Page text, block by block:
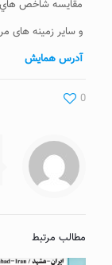
مقايسه شاخص
و سایر زمینه های
آدرس همایش
0
مطالب مرتبط